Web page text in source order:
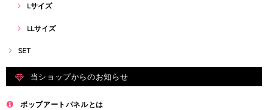
Lサイズ
LLサイズ
SET
当ショップからのお知らせ
ポップアートパネルとは